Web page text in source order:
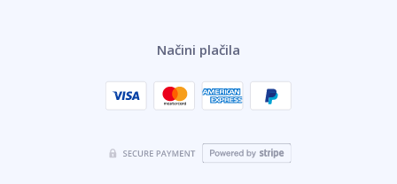
Načini plačila